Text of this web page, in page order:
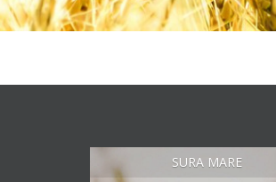
SURA MARE